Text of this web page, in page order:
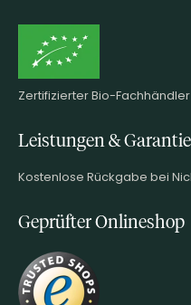
Zertifizierter Bio-
Leistungen &
Kostenlose Rückgabe bei
Geprüfter Onlineshop